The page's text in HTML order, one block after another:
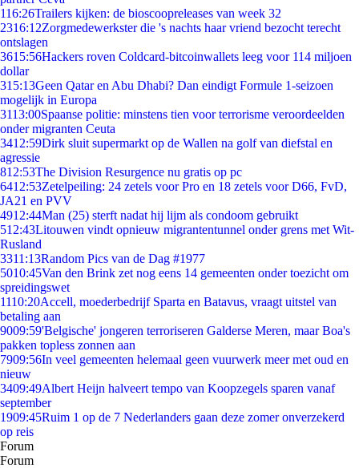
116:26Trailers kijken: de bioscoopreleases van week 32
2316:12Zorgmedewerkster die 's nachts haar vriend bezocht terecht
ontslagen
3615:56Hackers roven Coldcard-bitcoinwallets leeg voor 114 miljoen
dollar
315:13Geen Qatar en Abu Dhabi? Dan eindigt Formule 1-seizoen
mogelijk in Europa
3113:00Spaanse politie: minstens tien voor terrorisme veroordeelden
onder migranten Ceuta
3412:59Dirk sluit supermarkt op de Wallen na golf van diefstal en
agressie
812:53The Division Resurgence nu gratis op pc
6412:53Zetelpeiling: 24 zetels voor Pro en 18 zetels voor D66, FvD,
JA21 en PVV
4912:44Man (25) sterft nadat hij lijm als condoom gebruikt
512:43Litouwen vindt opnieuw migrantentunnel onder grens met Wit-
Rusland
3311:13Random Pics van de Dag #1977
5010:45Van den Brink zet nog eens 14 gemeenten onder toezicht om
spreidingswet
1110:20Accell, moederbedrijf Sparta en Batavus, vraagt uitstel van
betaling aan
9009:59'Belgische' jongeren terroriseren Galderse Meren, maar Boa's
pakken topless zonnen aan
7909:56In veel gemeenten helemaal geen vuurwerk meer met oud en
nieuw
3409:49Albert Heijn halveert tempo van Koopzegels sparen vanaf
september
1909:45Ruim 1 op de 7 Nederlanders gaan deze zomer onverzekerd
op reis
Forum
Forum